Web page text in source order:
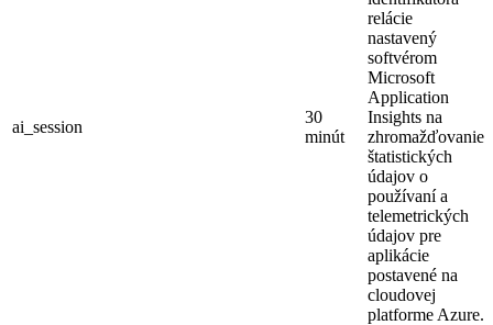
ai_session
30
minút
relácie
nastavený
softvérom
Microsoft
Application
Insights na
zhromažďovanie
štatistických
údajov o
používaní a
telemetrických
údajov pre
aplikácie
postavené na
cloudovej
platforme Azure.